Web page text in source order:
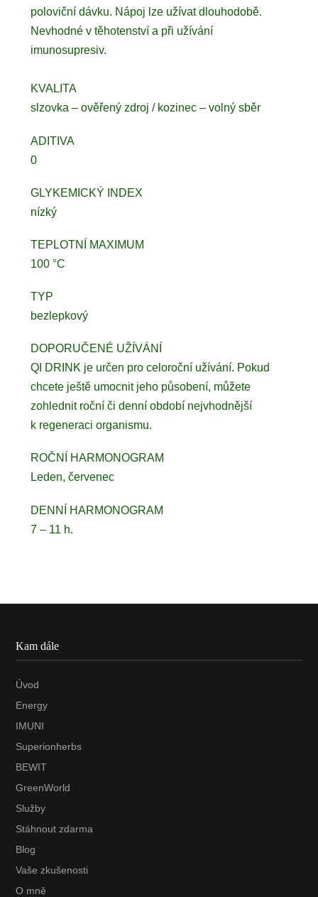
poloviční dávku. Nápoj lze užívat dlouhodobě.
Nevhodné v těhotenství a při užívání
imunosupresiv.
KVALITA
slzovka – ověřený zdroj / kozinec – volný sběr
ADITIVA
0
GLYKEMICKÝ INDEX
nízký
TEPLOTNÍ MAXIMUM
100 °C
TYP
bezlepkový
DOPORUČENÉ UŽÍVÁNÍ
QI DRINK je určen pro celoroční užívání. Pokud
chcete ještě umocnit jeho působení, můžete
zohlednit roční či denní období nejvhodnější
k regeneraci organismu.
ROČNÍ HARMONOGRAM
Leden, červenec
DENNÍ HARMONOGRAM
7 – 11 h.
Kam dále
Úvod
Energy
IMUNI
Superionherbs
BEWIT
GreenWorld
Služby
Stáhnout zdarma
Blog
Vaše zkušenosti
O mně